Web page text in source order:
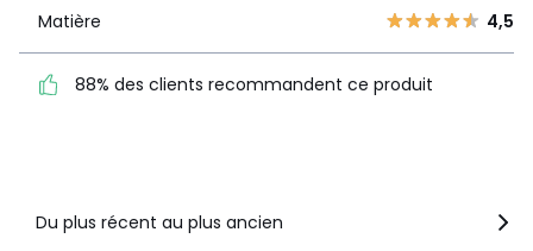
1
4,5
recommandent ce produit
Matière 4,5
88% des clients recommandent ce produit
Du plus récent au plus ancien